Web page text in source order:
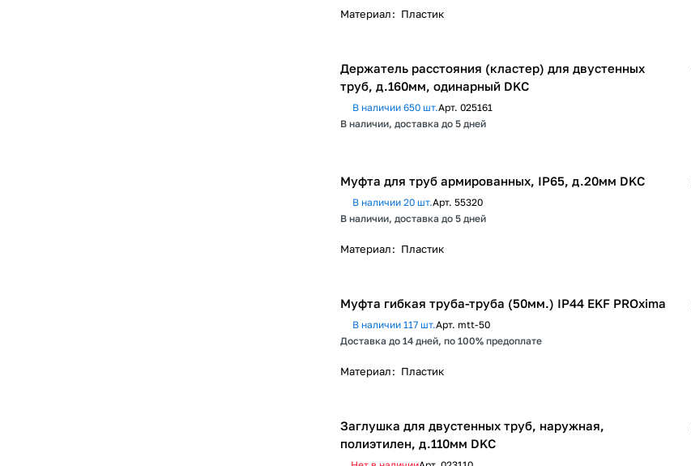
Материал: Пластик
Держатель расстояния (кластер) для двустенных
труб, д.160мм, одинарный DKC
В наличии 650 шт.Арт. 025161
В наличии, доставка до 5 дней
Муфта для труб армированных, IP65, д.20мм DKC
В наличии 20 шт.Арт. 55320
В наличии, доставка до 5 дней
Материал: Пластик
Муфта гибкая труба-труба (50мм.) IP44 EKF PROxima
В наличии 117 шт.Арт. mtt-50
Доставка до 14 дней, по 100% предоплате
Материал: Пластик
Заглушка для двустенных труб, наружная,
полиэтилен, д.110мм DKC